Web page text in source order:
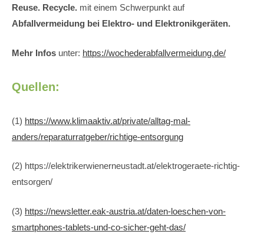
Reuse. Recycle. mit einem Schwerpunkt auf
Abfallvermeidung bei Elektro- und Elektronikgeräten.
Mehr Infos unter: https://wochederabfallvermeidung.de/
Quellen:
(1) https://www.klimaaktiv.at/private/alltag-mal-
anders/reparaturratgeber/richtige-entsorgung
(2) https://elektrikerwienerneustadt.at/elektrogeraete-richtig-
entsorgen/
(3) https://newsletter.eak-austria.at/daten-loeschen-von-
smartphones-tablets-und-co-sicher-geht-das/